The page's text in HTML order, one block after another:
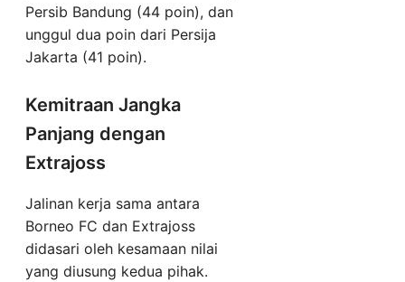
Persib Bandung (44 poin), dan
unggul dua poin dari Persija
Jakarta (41 poin).
Kemitraan Jangka
Panjang dengan
Extrajoss
Jalinan kerja sama antara
Borneo FC dan Extrajoss
didasari oleh kesamaan nilai
yang diusung kedua pihak.